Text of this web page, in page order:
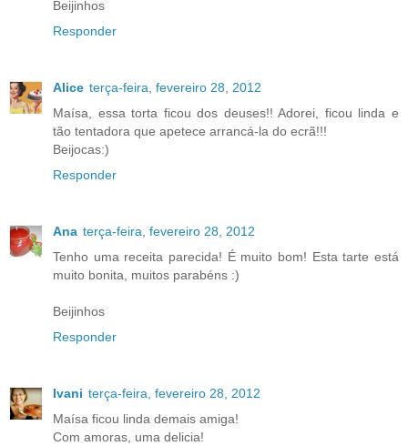
Beijinhos
Responder
Alice terça-feira, fevereiro 28, 2012
Maísa, essa torta ficou dos deuses!! Adorei, ficou linda e
tão tentadora que apetece arrancá-la do ecrã!!!
Beijocas:)
Responder
Ana terça-feira, fevereiro 28, 2012
Tenho uma receita parecida! É muito bom! Esta tarte está
muito bonita, muitos parabéns :)
Beijinhos
Responder
Ivani terça-feira, fevereiro 28, 2012
Maísa ficou linda demais amiga!
Com amoras, uma delicia!